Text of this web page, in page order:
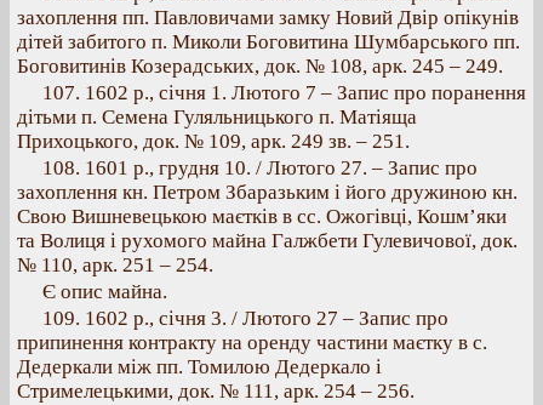
захоплення пп. Павловичами замку Новий Двір опікунів
дітей забитого п. Миколи Боговитина Шумбарського пп.
Боговитинів Козерадських, док. № 108, арк. 245 – 249.
107. 1602 p., січня 1. Лютого 7 – Запис про поранення
дітьми п. Семена Гуляльницького п. Матіяща
Прихоцького, док. № 109, арк. 249 зв. – 251.
108. 1601 p., грудня 10. / Лютого 27. – Запис про
захоплення кн. Петром Збаразьким і його дружиною кн.
Свою Вишневецькою маєтків в сс. Ожогівці, Кошм’яки
та Волиця і рухомого майна Галжбети Гулевичової, док.
№ 110, арк. 251 – 254.
Є опис майна.
109. 1602 p., січня 3. / Лютого 27 – Запис про
припинення контракту на оренду частини маєтку в с.
Дедеркали між пп. Томилою Дедеркало і
Стримелецькими, док. № 111, арк. 254 – 256.